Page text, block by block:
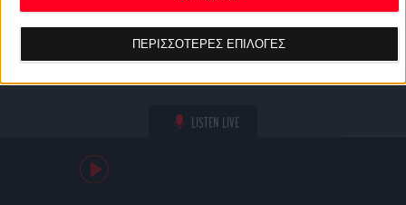
επιστρέφοντας σε αυτόν τον ιστότοπο και κάνοντας κλικ στο
κουμπί "Απορρήτου" στο κάτω μέρος της ιστοσελίδας.
ΠΕΡΙΣΣΟΤΕΡΕΣ ΕΠΙΛΟΓΕΣ
LISTEN LIVE